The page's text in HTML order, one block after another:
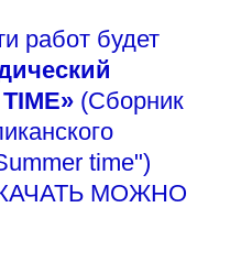
работ будет
(Сборник
time")
МОЖНО